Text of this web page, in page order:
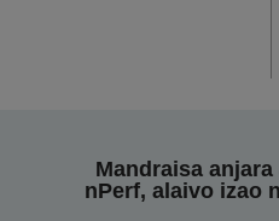
Mandraisa
nPerf, alaivo izao